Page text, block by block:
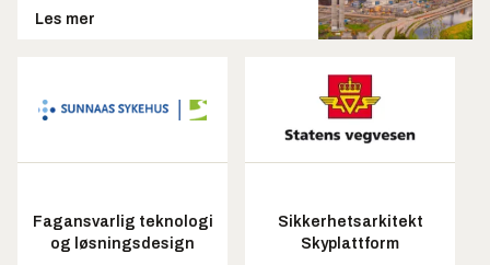
Les mer
Fagansvarlig teknologi
og løsningsdesign
Sikkerhetsarkitekt
Skyplattform